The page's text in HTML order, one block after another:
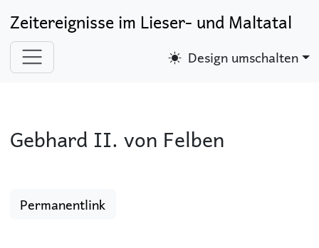
Zeitereignisse im Lieser- und Maltatal
Design umschalten
Gebhard II. von Felben
Permanentlink